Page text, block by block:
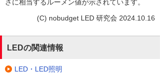
さに相当するルーメン値が示されています。
(C) nobudget LED 研究会 2024.10.16
LEDの関連情報
LED・LED照明